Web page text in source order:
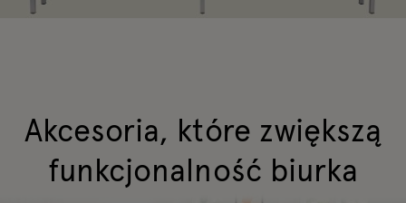
Akcesoria, które zwiększą
funkcjonalność biurka